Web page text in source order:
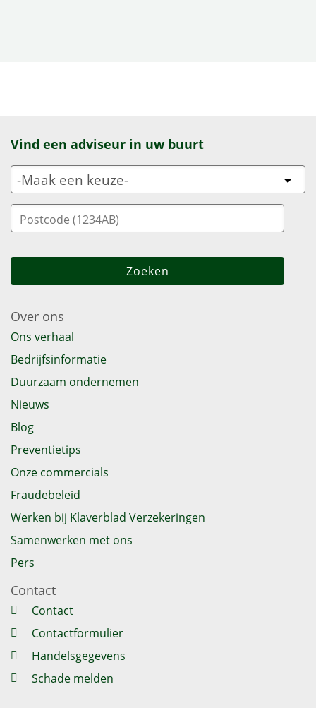
Vind een adviseur in uw buurt
Over ons
Ons verhaal
Bedrijfsinformatie
Duurzaam ondernemen
Nieuws
Blog
Preventietips
Onze commercials
Fraudebeleid
Werken bij Klaverblad Verzekeringen
Samenwerken met ons
Pers
Contact
Contact
Contactformulier
Handelsgegevens
Schade melden